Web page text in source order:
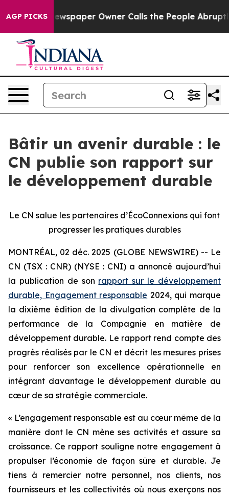
AGP PICKS
Newspaper Owner Calls the People Abruptly
Bâtir un avenir durable : le
CN publie son rapport sur
le développement durable
Le CN salue les partenaires d’ÉcoConnexions qui font
progresser les pratiques durables
MONTRÉAL, 02 déc. 2025 (GLOBE NEWSWIRE) -- Le
CN (TSX : CNR) (NYSE : CNI) a annoncé aujourd’hui
la publication de son rapport sur le développement
durable, Engagement responsable 2024, qui marque
la dixième édition de la divulgation complète de la
performance de la Compagnie en matière de
développement durable. Le rapport rend compte des
progrès réalisés par le CN et décrit les mesures prises
pour renforcer son excellence opérationnelle en
intégrant davantage le développement durable au
cœur de sa stratégie commerciale.
« L’engagement responsable est au cœur même de la
manière dont le CN mène ses activités et assure sa
croissance. Ce rapport souligne notre engagement à
propulser l’économie de façon sûre et durable. Je
tiens à remercier notre personnel, nos clients, nos
fournisseurs et les collectivités où nous exerçons nos